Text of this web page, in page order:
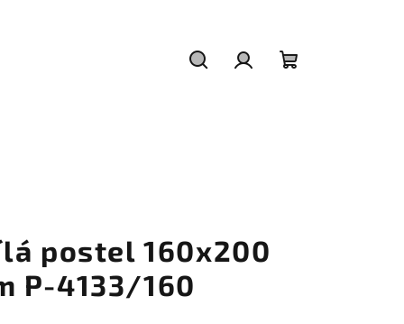
postel 160x200
P-4133/160